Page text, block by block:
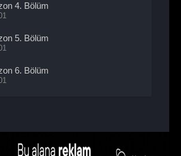
4. Bölüm
5. Bölüm
6. Bölüm
8. Bölüm- Sezon Finali